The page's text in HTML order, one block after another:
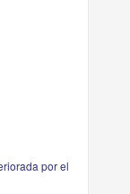
por el